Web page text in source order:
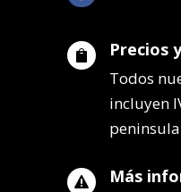
 Precios
Todos
incluyen
 Más